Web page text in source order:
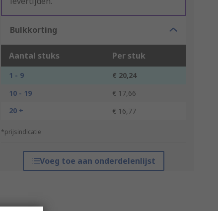
Bulkkorting
Aantal stuks Per stuk
1 - 9
€ 20,24
10 - 19
€ 17,66
20 +
€ 16,77
*prijsindicatie
Voeg toe aan onderdelenlijst